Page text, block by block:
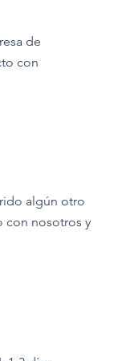
de
con
algún otro
con nosotros y